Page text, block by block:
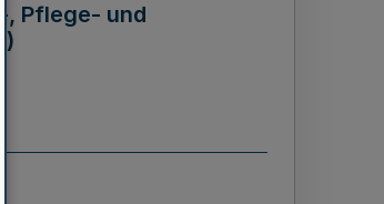
, Pflege- und